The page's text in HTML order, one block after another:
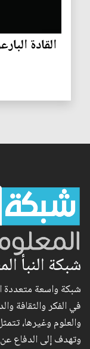
القادة
شبكة النبأ
شبكة واسعة متعددة
في الفكر والثقافة
والعلوم وغيرها،
وتهدف إلى الدفاع